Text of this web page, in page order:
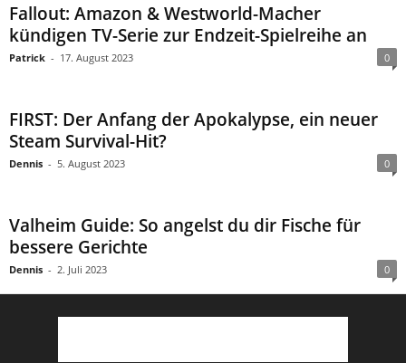
Fallout: Amazon & Westworld-Macher
kündigen TV-Serie zur Endzeit-Spielreihe an
Patrick - 17. August 2023 0
FIRST: Der Anfang der Apokalypse, ein neuer
Steam Survival-Hit?
Dennis - 5. August 2023 0
Valheim Guide: So angelst du dir Fische für
bessere Gerichte
Dennis - 2. Juli 2023 0